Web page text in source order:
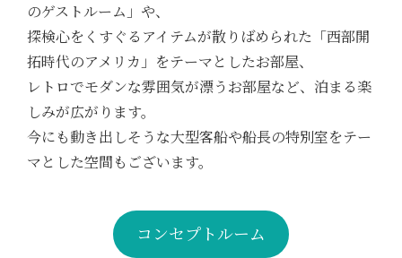
のゲストルーム」や、
探検心をくすぐるアイテムが散りばめられた「西部開
拓時代のアメリカ」をテーマとしたお部屋、
レトロでモダンな雰囲気が漂うお部屋など、泊まる楽
しみが広がります。
今にも動き出しそうな大型客船や船長の特別室をテー
マとした空間もございます。
コンセプトルーム